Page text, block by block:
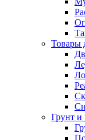
Товары
Грунт и